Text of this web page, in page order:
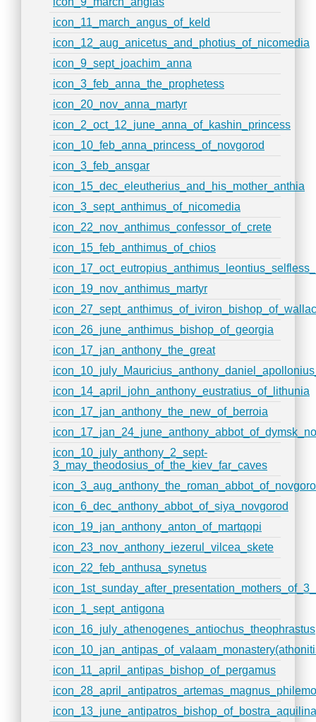
icon_11_march_angus_of_keld
icon_12_aug_anicetus_and_photius_of_nicomedia
icon_9_sept_joachim_anna
icon_3_feb_anna_the_prophetess
icon_20_nov_anna_martyr
icon_2_oct_12_june_anna_of_kashin_princess
icon_10_feb_anna_princess_of_novgorod
icon_3_feb_ansgar
icon_15_dec_eleutherius_and_his_mother_anthia
icon_3_sept_anthimus_of_nicomedia
icon_22_nov_anthimus_confessor_of_crete
icon_15_feb_anthimus_of_chios
icon_19_nov_anthimus_martyr
icon_26_june_anthimus_bishop_of_georgia
icon_17_jan_anthony_the_great
icon_14_april_john_anthony_eustratius_of_lithunia
icon_17_jan_anthony_the_new_of_berroia
icon_10_july_anthony_2_sept-
3_may_theodosius_of_the_kiev_far_caves
icon_6_dec_anthony_abbot_of_siya_novgorod
icon_19_jan_anthony_anton_of_martqopi
icon_23_nov_anthony_iezerul_vilcea_skete
icon_22_feb_anthusa_synetus
icon_1_sept_antigona
icon_16_july_athenogenes_antiochus_theophrastus
icon_11_april_antipas_bishop_of_pergamus
icon_13_june_antipatros_bishop_of_bostra_aquilina